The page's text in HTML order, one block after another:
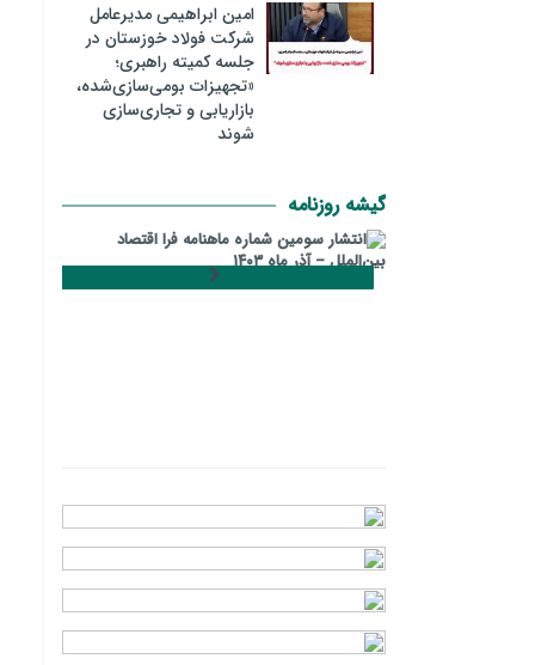
امین ابراهیمی مدیرعامل
شرکت فولاد خوزستان در
جلسه کمیته راهبری؛
«تجهیزات بومی‌سازی‌شده،
بازاریابی و تجاری‌سازی
شوند
گیشه روزنامه